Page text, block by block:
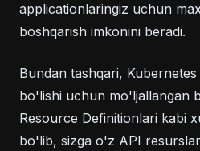
applicationlaringiz uchun
boshqarish imkonini beradi.
Bundan tashqari,
bo'lishi uchun mo'ljallangan
Resource Definitionlari kabi
bo'lib, sizga o'z API